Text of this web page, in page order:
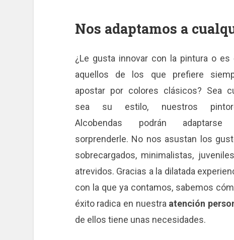
Nos adaptamos a
¿Le gusta innovar con la pintura o es
aquellos de los que prefiere
apostar por colores clásicos? Sea
sea su estilo, nuestros
Alcobendas podrán
sorprenderle. No nos asustan los
sobrecargados, minimalistas,
atrevidos. Gracias a la dilatada
con la que ya contamos, sabemos
éxito radica en nuestra atención
de ellos tiene unas necesidades.